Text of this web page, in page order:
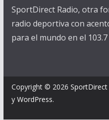
SportDirect Radio, otra
radio deportiva con
para el mundo en el
Copyright © 2026 SportDirect
y WordPress.